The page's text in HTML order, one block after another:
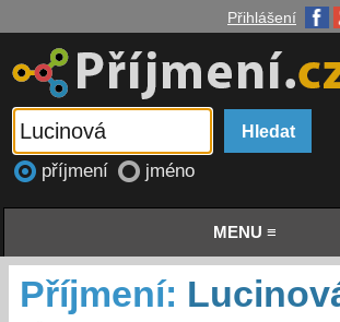
Přihlášení
příjmení jméno
MENU ≡
Příjmení: